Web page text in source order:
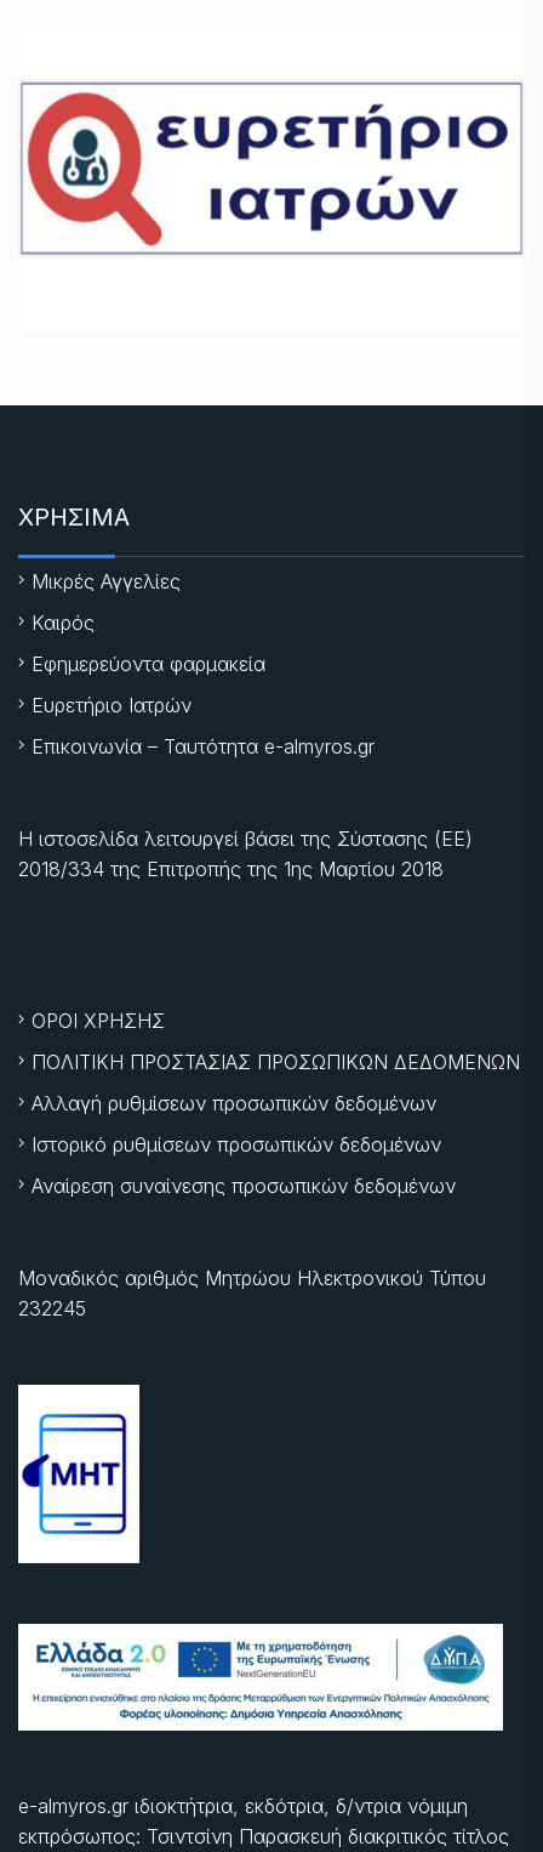
ΧΡΗΣΙΜΑ
Μικρές Αγγελίες
Καιρός
Εφημερεύοντα φαρμακεία
Ευρετήριο Ιατρών
Επικοινωνία – Ταυτότητα e-almyros.gr
Η ιστοσελίδα λειτουργεί βάσει της Σύστασης (ΕΕ)
2018/334 της Επιτροπής της 1ης Μαρτίου 2018
ΟΡΟΙ ΧΡΗΣΗΣ
ΠΟΛΙΤΙΚΗ ΠΡΟΣΤΑΣΙΑΣ ΠΡΟΣΩΠΙΚΩΝ ΔΕΔΟΜΕΝΩΝ
Αλλαγή ρυθμίσεων προσωπικών δεδομένων
Ιστορικό ρυθμίσεων προσωπικών δεδομένων
Αναίρεση συναίνεσης προσωπικών δεδομένων
Μοναδικός αριθμός Μητρώου Ηλεκτρονικού Τύπου
232245
e-almyros.gr ιδιοκτήτρια, εκδότρια, δ/ντρια νόμιμη
εκπρόσωπος: Τσιντσίνη Παρασκευή διακριτικός τίτλος